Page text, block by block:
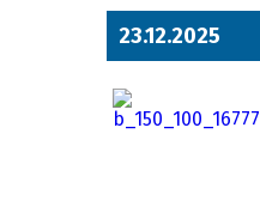
23.12.2025